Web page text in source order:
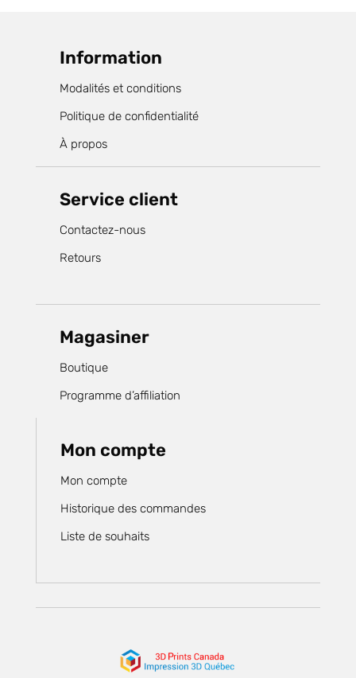
Information
Modalités et conditions
Politique de confidentialité
À propos
Service client
Contactez-nous
Retours
Magasiner
Boutique
Programme d’affiliation
Mon compte
Mon compte
Historique des commandes
Liste de souhaits